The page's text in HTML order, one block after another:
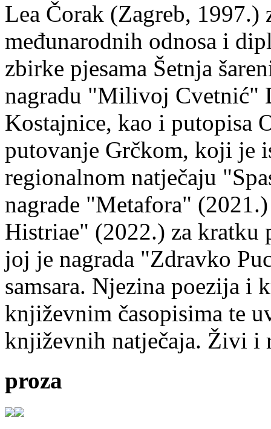
Lea Čorak (Zagreb,
međunarodnih odnosa i
zbirke pjesama Šetnja
nagradu "Milivoj Cvetnić"
Kostajnice, kao i putopisa
putovanje Grčkom, koji je
regionalnom natječaju
nagrade "Metafora"
Histriae" (2022.) za kratku
joj je nagrada "Zdravko
samsara. Njezina poezija i
književnim časopisima te
književnih natječaja. Živi i
proza